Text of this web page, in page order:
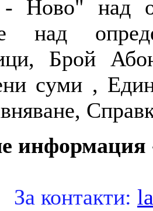
Ново" над
над
Брой
суми ,
информация
За контакти: